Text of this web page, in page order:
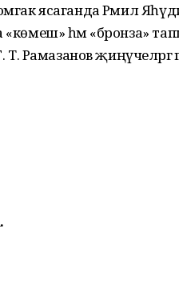
ясаганда Рәмил
һәм «бронза»
Т. Рамазанов